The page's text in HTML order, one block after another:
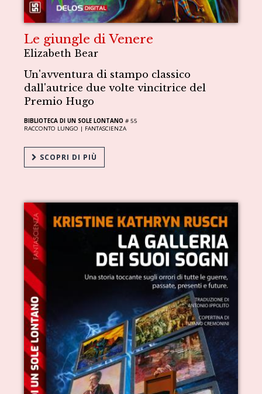
Le giungle di Venere
Elizabeth Bear
Un'avventura di stampo classico
dall'autrice due volte vincitrice del
Premio Hugo
BIBLIOTECA DI UN SOLE LONTANO # 55
RACCONTO LUNGO | FANTASCIENZA
SCOPRI DI PIÙ